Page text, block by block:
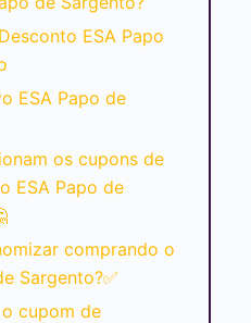
ESA Papo
ESA Papo de
os cupons de
ESA Papo de
comprando o
Sargento?✅
cupom de